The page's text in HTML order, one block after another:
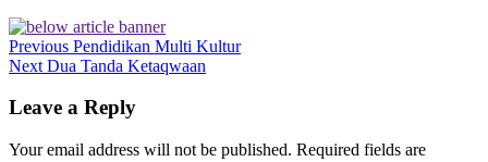
Previous Pendidikan Multi Kultur
Next Dua Tanda Ketaqwaan
Leave a Reply
Your email address will not be published. Required fields are